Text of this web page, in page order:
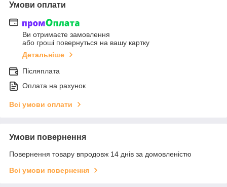
Умови оплати
Ви отримаєте замовлення
або гроші повернуться на вашу картку
Детальніше
Післяплата
Оплата на рахунок
Всі умови оплати
Умови повернення
Повернення товару впродовж 14 днів за домовленістю
Всі умови повернення